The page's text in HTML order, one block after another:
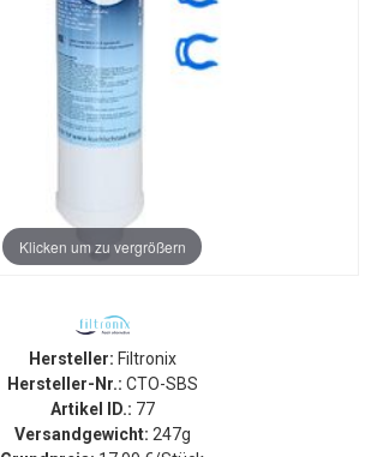
Klicken um zu vergrößern
Hersteller: Filtronix
Hersteller-Nr.: CTO-SBS
Artikel ID.: 77
Versandgewicht: 247g